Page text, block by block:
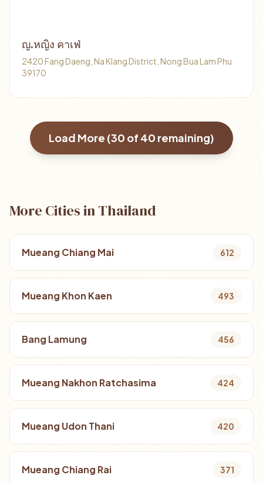
ญ.หญิง คาเฟ่
2420 Fang Daeng, Na Klang District, Nong Bua Lam Phu
39170
Load More (30 of 40 remaining)
More Cities in Thailand
Mueang Chiang Mai 612
Mueang Khon Kaen 493
Bang Lamung 456
Mueang Nakhon Ratchasima 424
Mueang Udon Thani 420
Mueang Chiang Rai 371